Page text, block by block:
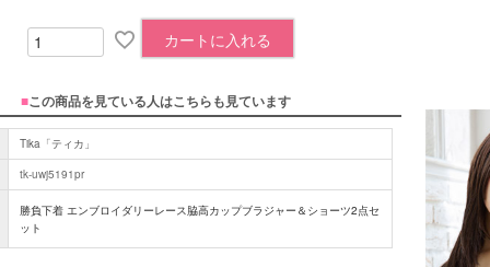
カートに入れる
■この商品を見ている人はこちらも見ています
Tika「ティカ」
tk-uwj5191pr
勝負下着 エンブロイダリーレース脇高カップブラジャー＆ショーツ2点セ
ット